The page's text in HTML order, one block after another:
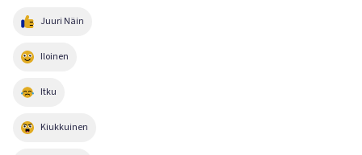
Juuri Näin
Iloinen
Itku
Kiukkuinen